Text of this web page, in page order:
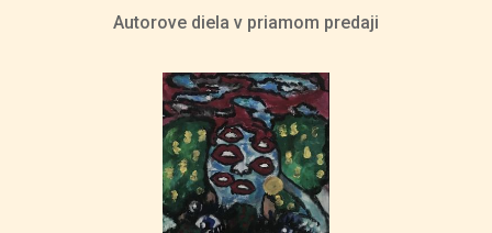
Autorove diela v priamom predaji